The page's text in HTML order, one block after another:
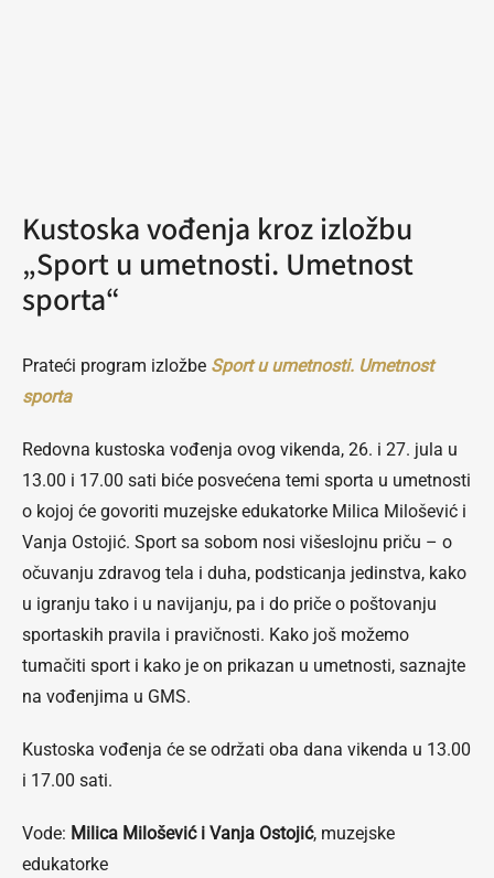
Kustoska vođenja kroz izložbu
„Sport u umetnosti. Umetnost
sporta“
Prateći program izložbe Sport u umetnosti. Umetnost
sporta
Redovna kustoska vođenja ovog vikenda, 26. i 27. jula u
13.00 i 17.00 sati biće posvećena temi sporta u umetnosti
o kojoj će govoriti muzejske edukatorke Milica Milošević i
Vanja Ostojić. Sport sa sobom nosi višeslojnu priču – o
očuvanju zdravog tela i duha, podsticanja jedinstva, kako
u igranju tako i u navijanju, pa i do priče o poštovanju
sportaskih pravila i pravičnosti. Kako još možemo
tumačiti sport i kako je on prikazan u umetnosti, saznajte
na vođenjima u GMS.
Kustoska vođenja će se održati oba dana vikenda u 13.00
i 17.00 sati.
Vode: Milica Milošević i Vanja Ostojić, muzejske
edukatorke